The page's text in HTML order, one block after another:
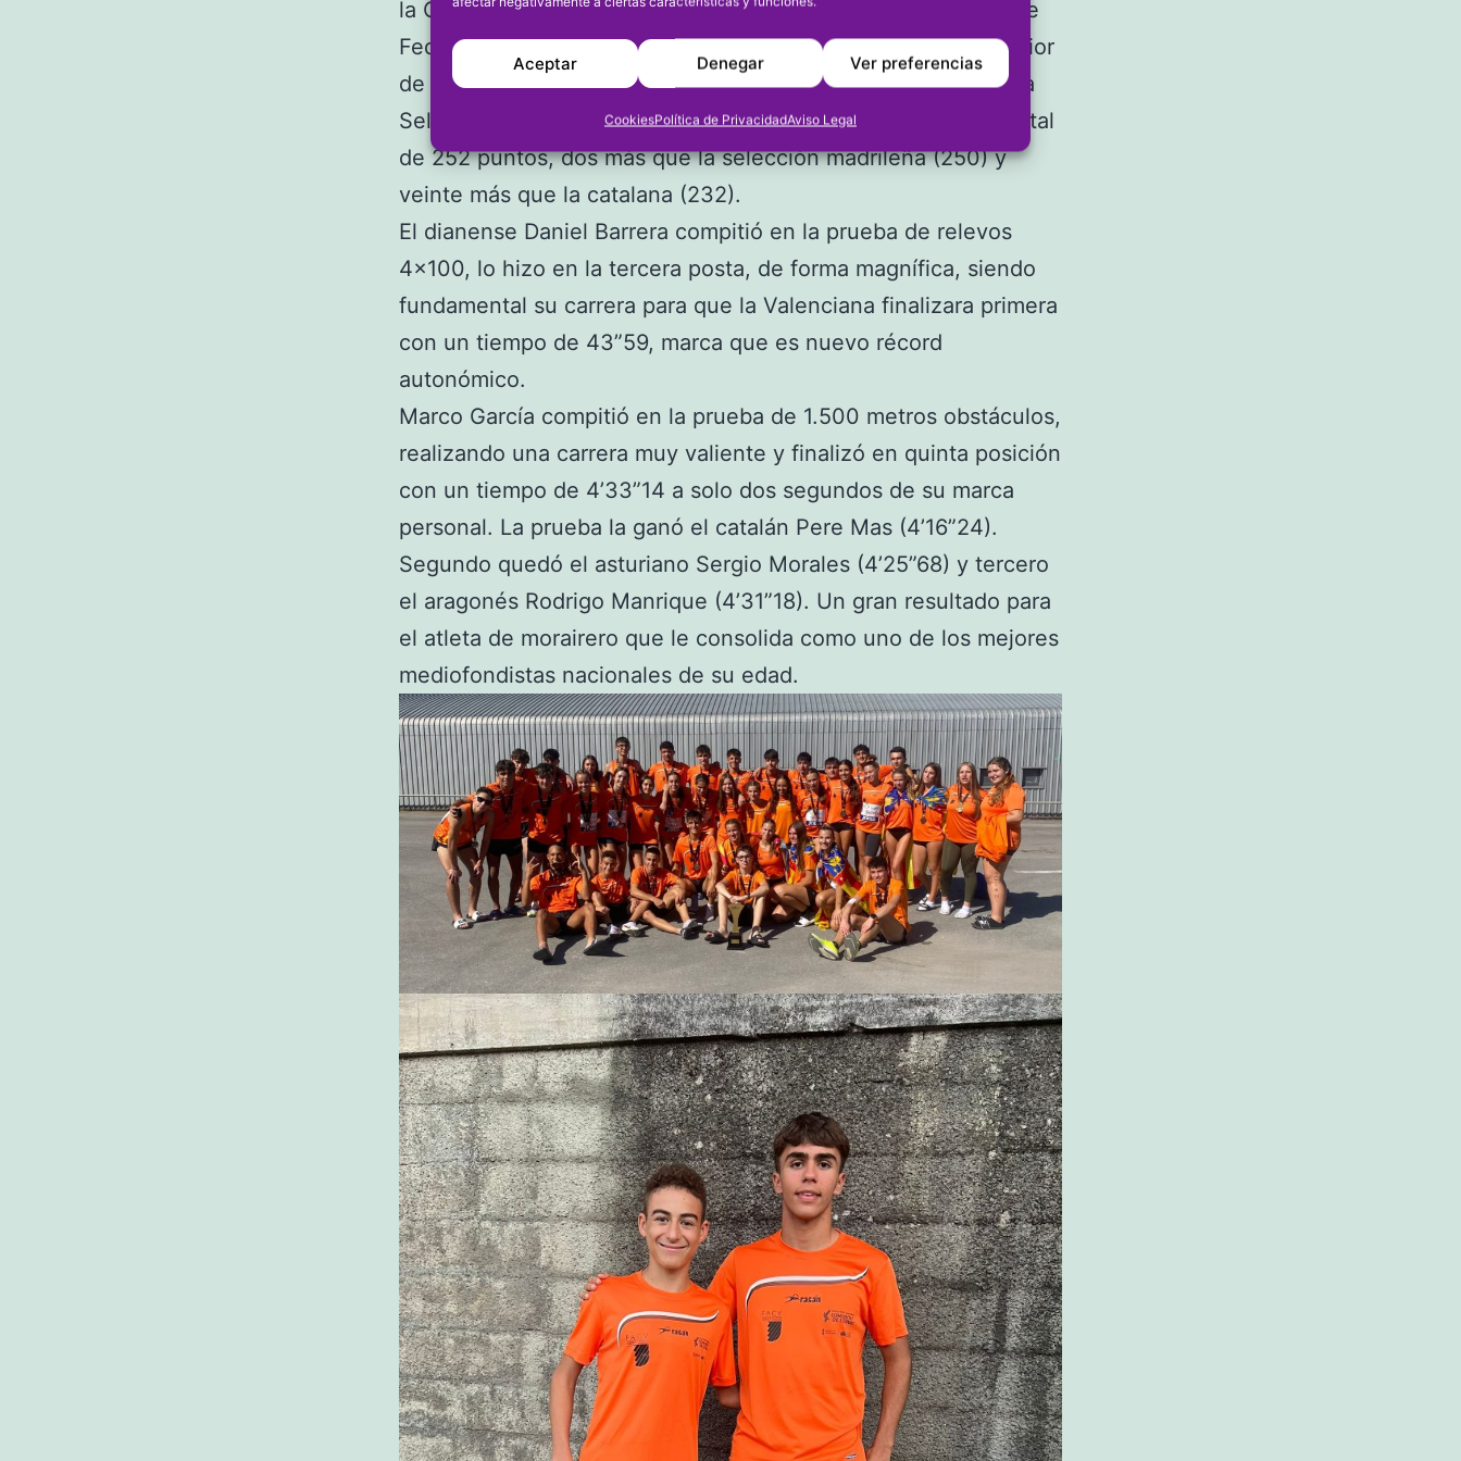
Aceptar Denegar Ver preferencias
CookiesPolítica de PrivacidadAviso Legal
la Comunitat Valenciana. El Campeonato de España Sub 16 de
Federaciones Autonómicas, organizado por el Consejo Superior
de Deportes, se ha disputado en Gijón este fin de semana. La
Selección Valenciana masculina ha ganado el título con un total
de 252 puntos, dos más que la selección madrileña (250) y
veinte más que la catalana (232).
El dianense Daniel Barrera compitió en la prueba de relevos
4×100, lo hizo en la tercera posta, de forma magnífica, siendo
fundamental su carrera para que la Valenciana finalizara primera
con un tiempo de 43”59, marca que es nuevo récord
autonómico.
Marco García compitió en la prueba de 1.500 metros obstáculos,
realizando una carrera muy valiente y finalizó en quinta posición
con un tiempo de 4’33”14 a solo dos segundos de su marca
personal. La prueba la ganó el catalán Pere Mas (4’16”24).
Segundo quedó el asturiano Sergio Morales (4’25”68) y tercero
el aragonés Rodrigo Manrique (4’31”18). Un gran resultado para
el atleta de morairero que le consolida como uno de los mejores
mediofondistas nacionales de su edad.